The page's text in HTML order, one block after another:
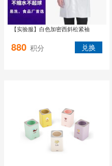
【实验服】白色加密西斜松紧袖
880 积分 兑换